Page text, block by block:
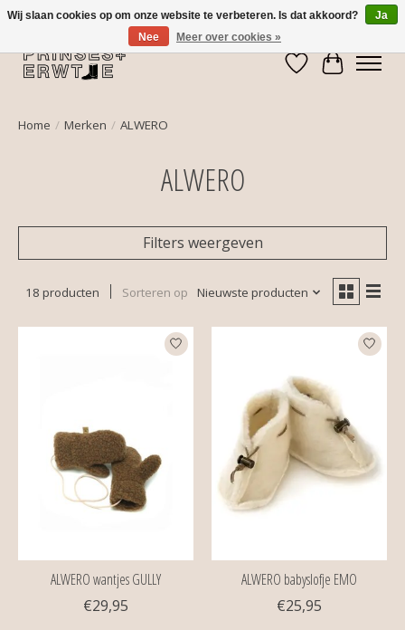
Verlanglijst
Home / Merken / ALWERO
ALWERO
Filters weergeven
18 producten Sorteren op Nieuwste producten
ALWERO wantjes GULLY
€29,95
ALWERO babyslofje EMO
€25,95
Wij slaan cookies op om onze website te verbeteren. Is dat akkoord?
Ja
Nee
Meer over cookies »